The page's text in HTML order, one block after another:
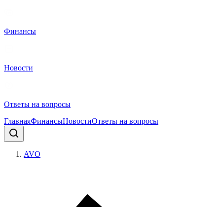
Финансы
Новости
Ответы на вопросы
ГлавнаяФинансыНовостиОтветы на вопросы
AVO